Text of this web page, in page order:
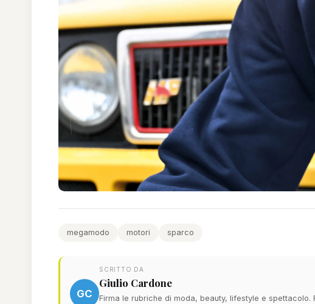
megamodo motori sparco
GC
SCRITTO DA
Giulio Cardone
Firma le rubriche di moda, beauty, lifestyle e